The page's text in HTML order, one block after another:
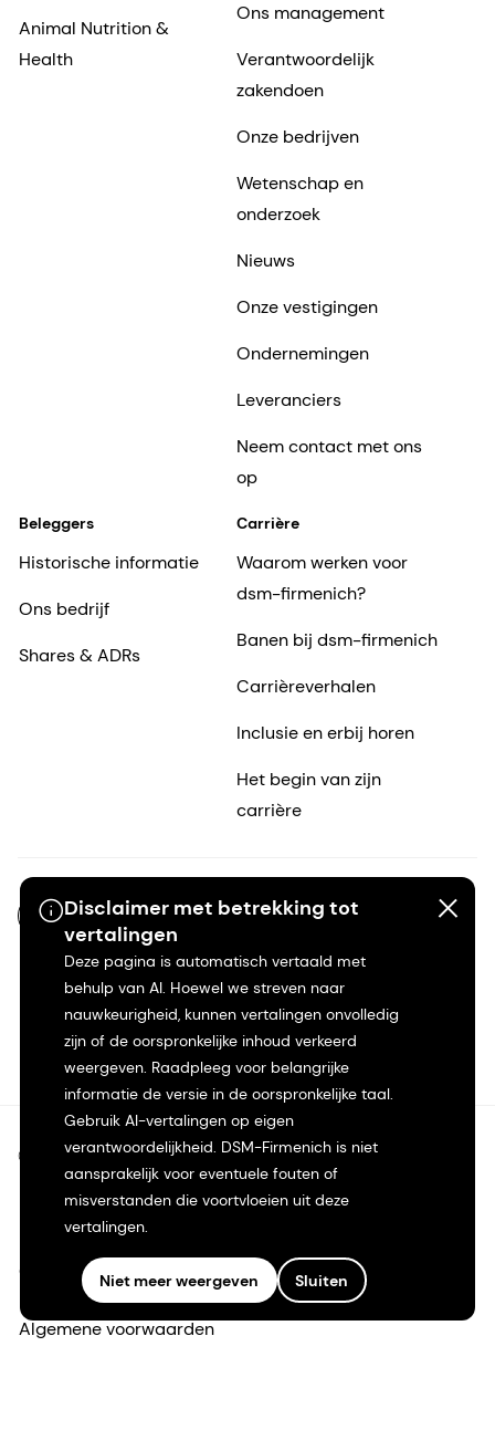
Disclaimer met betrekking tot
vertalingen
Deze pagina is automatisch vertaald met
behulp van AI. Hoewel we streven naar
nauwkeurigheid, kunnen vertalingen onvolledig
zijn of de oorspronkelijke inhoud verkeerd
weergeven. Raadpleeg voor belangrijke
informatie de versie in de oorspronkelijke taal.
Gebruik AI-vertalingen op eigen
verantwoordelijkheid. DSM-Firmenich is niet
aansprakelijk voor eventuele fouten of
misverstanden die voortvloeien uit deze
vertalingen.
Niet meer weergeven Sluiten
Animal Nutrition &
Health
Ons management
Verantwoordelijk
zakendoen
Onze bedrijven
Wetenschap en
onderzoek
Nieuws
Onze vestigingen
Ondernemingen
Leveranciers
Neem contact met ons
op
Beleggers
Historische informatie
Ons bedrijf
Shares & ADRs
Carrière
Waarom werken voor
dsm-firmenich?
Banen bij dsm-firmenich
Carrièreverhalen
Inclusie en erbij horen
Het begin van zijn
carrière
NL-NL
©2026 dsm-firmenich. Alle rechten voorbehouden.
Gebruiksvoorwaarden
Algemene voorwaarden